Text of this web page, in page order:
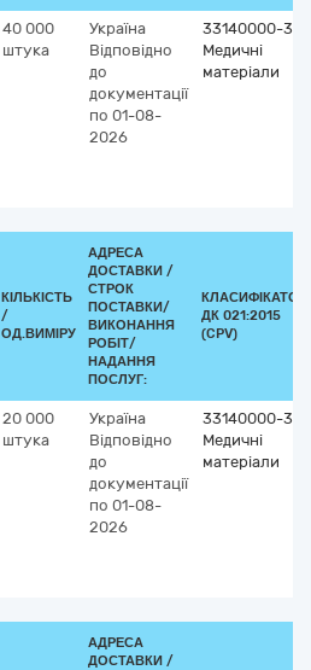
40 000
штука
Україна
Відповідно
до
документації
по 01-08-
2026
33140000-3
Медичні
матеріали
КІЛЬКІСТЬ
/
ОД.ВИМІРУ
АДРЕСА
ДОСТАВКИ /
СТРОК
ПОСТАВКИ/
ВИКОНАННЯ
РОБІТ/
НАДАННЯ
ПОСЛУГ:
КЛАСИФІКАТОР
ДК 021:2015
(CPV)
20 000
штука
Україна
Відповідно
до
документації
по 01-08-
2026
33140000-3
Медичні
матеріали
АДРЕСА
ДОСТАВКИ /